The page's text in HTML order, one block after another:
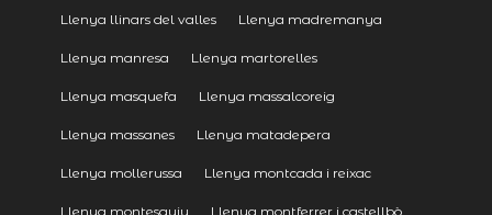
Llenya llinars del valles Llenya madremanya
Llenya manresa Llenya martorelles
Llenya masquefa Llenya massalcoreig
Llenya massanes Llenya matadepera
Llenya mollerussa Llenya montcada i reixac
Llenya montesquiu Llenya montferrer i castellbò